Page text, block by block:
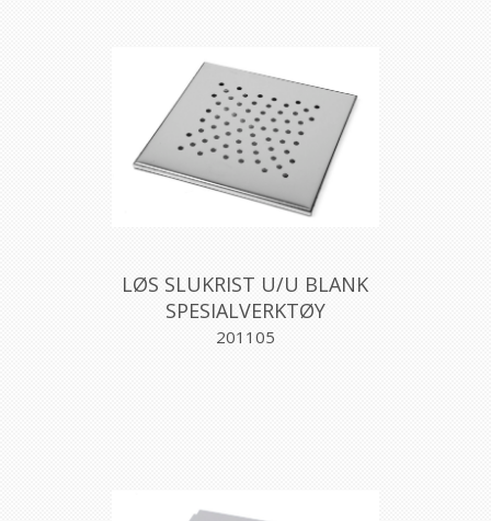
LØS SLUKRIST U/U BLANK
SPESIALVERKTØY
201105